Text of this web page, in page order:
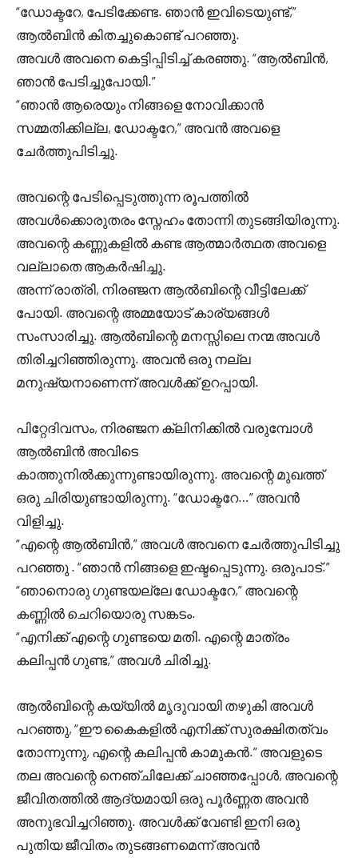
“ഡോക്ടറേ, പേടിക്കേണ്ട. ഞാൻ ഇവിടെയുണ്ട്,”
ആൽബിൻ കിതച്ചുകൊണ്ട് പറഞ്ഞു.
അവൾ അവനെ കെട്ടിപ്പിടിച്ച് കരഞ്ഞു. “ആൽബിൻ,
ഞാൻ പേടിച്ചുപോയി.”
“ഞാൻ ആരെയും നിങ്ങളെ നോവിക്കാൻ
സമ്മതിക്കില്ല, ഡോക്ടറേ,” അവൻ അവളെ
ചേർത്തുപിടിച്ചു.
അവന്റെ പേടിപ്പെടുത്തുന്ന രൂപത്തിൽ
അവൾക്കൊരുതരം സ്നേഹം തോന്നി തുടങ്ങിയിരുന്നു.
അവന്റെ കണ്ണുകളിൽ കണ്ട ആത്മാർത്ഥത അവളെ
വല്ലാതെ ആകർഷിച്ചു.
അന്ന് രാത്രി, നിരഞ്ജന ആൽബിന്റെ വീട്ടിലേക്ക്
പോയി. അവന്റെ അമ്മയോട് കാര്യങ്ങൾ
സംസാരിച്ചു. ആൽബിന്റെ മനസ്സിലെ നന്മ അവൾ
തിരിച്ചറിഞ്ഞിരുന്നു. അവൻ ഒരു നല്ല
മനുഷ്യനാണെന്ന് അവൾക്ക് ഉറപ്പായി.
പിറ്റേദിവസം, നിരഞ്ജന ക്ലിനിക്കിൽ വരുമ്പോൾ
ആൽബിൻ അവിടെ
കാത്തുനിൽക്കുന്നുണ്ടായിരുന്നു. അവന്റെ മുഖത്ത്
ഒരു ചിരിയുണ്ടായിരുന്നു. “ഡോക്ടറേ…” അവൻ
വിളിച്ചു.
“എന്റെ ആൽബിൻ,” അവൾ അവനെ ചേർത്തുപിടിച്ചു
പറഞ്ഞു . “ഞാൻ നിങ്ങളെ ഇഷ്ടപ്പെടുന്നു. ഒരുപാട്.”
“ഞാനൊരു ഗുണ്ടയല്ലേ ഡോക്ടറേ,” അവന്റെ
കണ്ണിൽ ചെറിയൊരു സങ്കടം.
“എനിക്ക് എന്റെ ഗുണ്ടയെ മതി. എന്റെ മാത്രം
കലിപ്പൻ ഗുണ്ട,” അവൾ ചിരിച്ചു.
ആൽബിന്റെ കയ്യിൽ മൃദുവായി തഴുകി അവൾ
പറഞ്ഞു, “ഈ കൈകളിൽ എനിക്ക് സുരക്ഷിതത്വം
തോന്നുന്നു, എന്റെ കലിപ്പൻ കാമുകൻ.” അവളുടെ
തല അവന്റെ നെഞ്ചിലേക്ക് ചാഞ്ഞപ്പോൾ, അവന്റെ
ജീവിതത്തിൽ ആദ്യമായി ഒരു പൂർണ്ണത അവൻ
അനുഭവിച്ചറിഞ്ഞു. അവൾക്ക് വേണ്ടി ഇനി ഒരു
പുതിയ ജീവിതം തുടങ്ങണമെന്ന് അവൻ